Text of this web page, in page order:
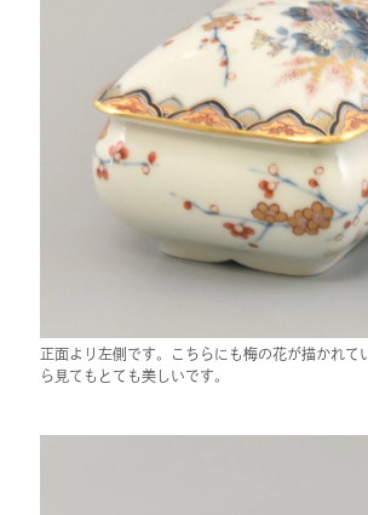
正面より左側です。こちらにも梅の花が描かれて
ら見てもとても美しいです。